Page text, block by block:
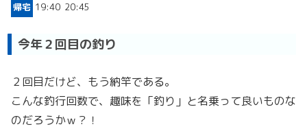
帰宅 19:40 20:45
今年２回目の釣り
２回目だけど、もう納竿である。
こんな釣行回数で、趣味を「釣り」と名乗って良いものな
のだろうかｗ？！